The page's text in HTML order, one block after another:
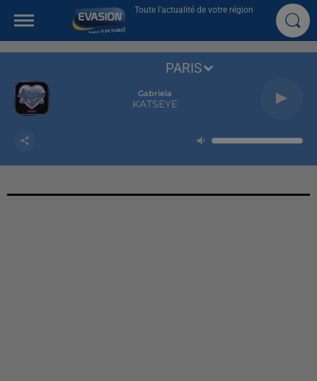
Toute l'actualité de votre région
Gabriela
KATSEYE
PARIS